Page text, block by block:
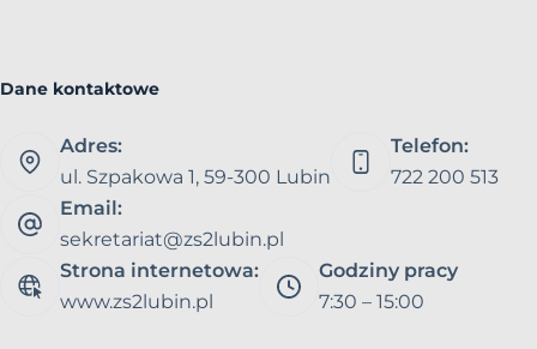
Dane kontaktowe
Adres:
ul. Szpakowa 1, 59-300 Lubin
Telefon:
722 200 513
Email:
sekretariat@zs2lubin.pl
Strona internetowa:
www.zs2lubin.pl
Godziny pracy
7:30 – 15:00